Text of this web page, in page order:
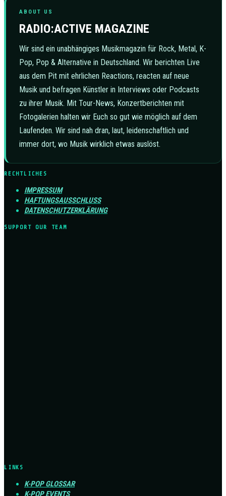
ABOUT US
RADIO:ACTIVE MAGAZINE
Wir sind ein unabhängiges Musikmagazin für Rock, Metal, K-
Pop, Pop & Alternative in Deutschland. Wir berichten Live
aus dem Pit mit ehrlichen Reactions, reacten auf neue
Musik und befragen Künstler in Interviews oder Podcasts
zu ihrer Musik. Mit Tour-News, Konzertberichten mit
Fotogalerien halten wir Euch so gut wie möglich auf dem
Laufenden. Wir sind nah dran, laut, leidenschaftlich und
immer dort, wo Musik wirklich etwas auslöst.
RECHTLICHES
IMPRESSUM
HAFTUNGSAUSSCHLUSS
DATENSCHUTZERKLÄRUNG
SUPPORT OUR TEAM
LINKS
K-POP GLOSSAR
K-POP EVENTS